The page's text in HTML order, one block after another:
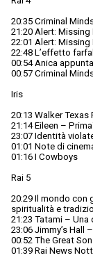
20:35 Criminal
21:20 Alert: Missing
22:01 Alert: Missing
22:48 L’effetto
00:54 Anica
00:57 Criminal
Iris
20:13 Walker Texas
21:14 Eileen –
23:07 Identità
01:01 Note di
01:16 I Cowboys
Rai 5
20:29 Il mondo con
spiritualità e
21:23 Tatami –
23:06 Jimmy’s Hall
00:52 The Great
01:39 Rai News